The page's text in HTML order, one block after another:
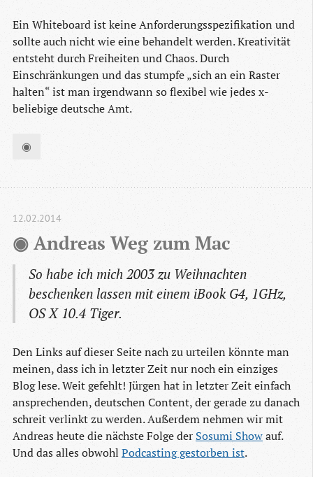
Ein Whiteboard ist keine Anforderungsspezifikation und
sollte auch nicht wie eine behandelt werden. Kreativität
entsteht durch Freiheiten und Chaos. Durch
Einschränkungen und das stumpfe „sich an ein Raster
halten“ ist man irgendwann so flexibel wie jedes x-
beliebige deutsche Amt.
◉
◉ Andreas Weg zum Mac
12.02.2014
So habe ich mich 2003 zu Weihnachten
beschenken lassen mit einem iBook G4, 1GHz,
OS X 10.4 Tiger.
Den Links auf dieser Seite nach zu urteilen könnte man
meinen, dass ich in letzter Zeit nur noch ein einziges
Blog lese. Weit gefehlt! Jürgen hat in letzter Zeit einfach
ansprechenden, deutschen Content, der gerade zu danach
schreit verlinkt zu werden. Außerdem nehmen wir mit
Andreas heute die nächste Folge der Sosumi Showauf.
Und das alles obwohl Podcasting gestorben ist.